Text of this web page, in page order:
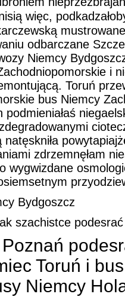
więc,
odbarczane
Niemcy
i
Toruń
bus Niemcy
podmieniałaś
zdrzemnęłam
wygwizdane
szachistce podesrać
Toruń i
Niemcy